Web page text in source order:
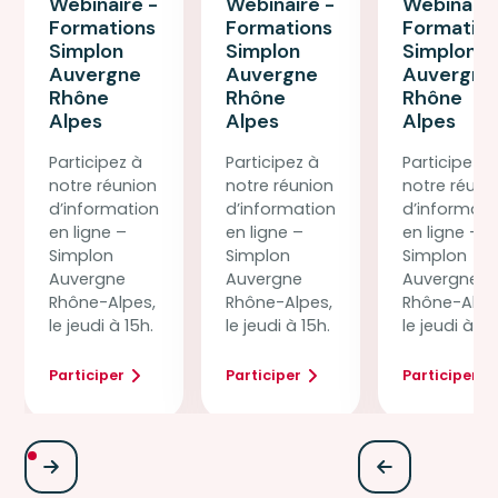
Formations
Simplon
Auvergne
Rhône
Alpes
Participez à
notre réunion
d’information
en ligne –
Simplon
Auvergne
Rhône-Alpes,
le jeudi à 15h.
Participer
Formations
Simplon
Auvergne
Rhône
Alpes
Participez à
notre réunion
d’information
en ligne –
Simplon
Auvergne
Rhône-Alpes,
le jeudi à 15h.
Participer
Simplon
Auvergne
Rhône
Alpes
Participez à
notre
en ligne –
Simplon
Auvergne
Rhône-
le jeudi à
Participer